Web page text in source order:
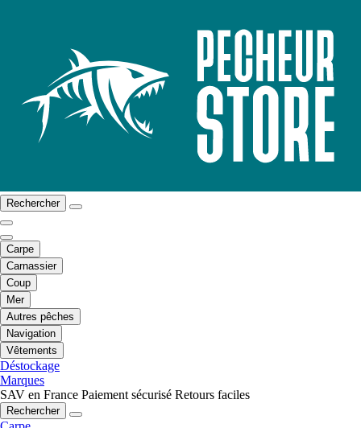
Rechercher
Carpe
Carnassier
Coup
Mer
Autres pêches
Navigation
Vêtements
Déstockage
Marques
SAV en France Paiement sécurisé Retours faciles
Rechercher